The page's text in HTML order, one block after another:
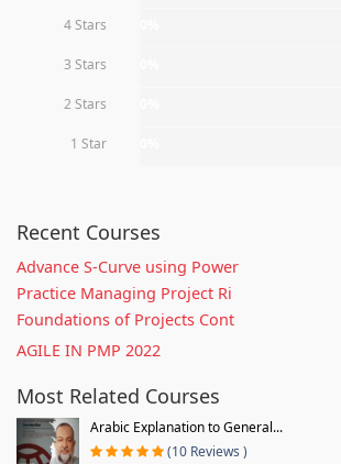
4 Stars
3 Stars
2 Stars
1 Star
Recent Courses
Advance S-Curve using Power
Practice Managing Project Ri
Foundations of Projects Cont
AGILE IN PMP 2022
Most Related Courses
Arabic Explanation to General...
(10 Reviews )